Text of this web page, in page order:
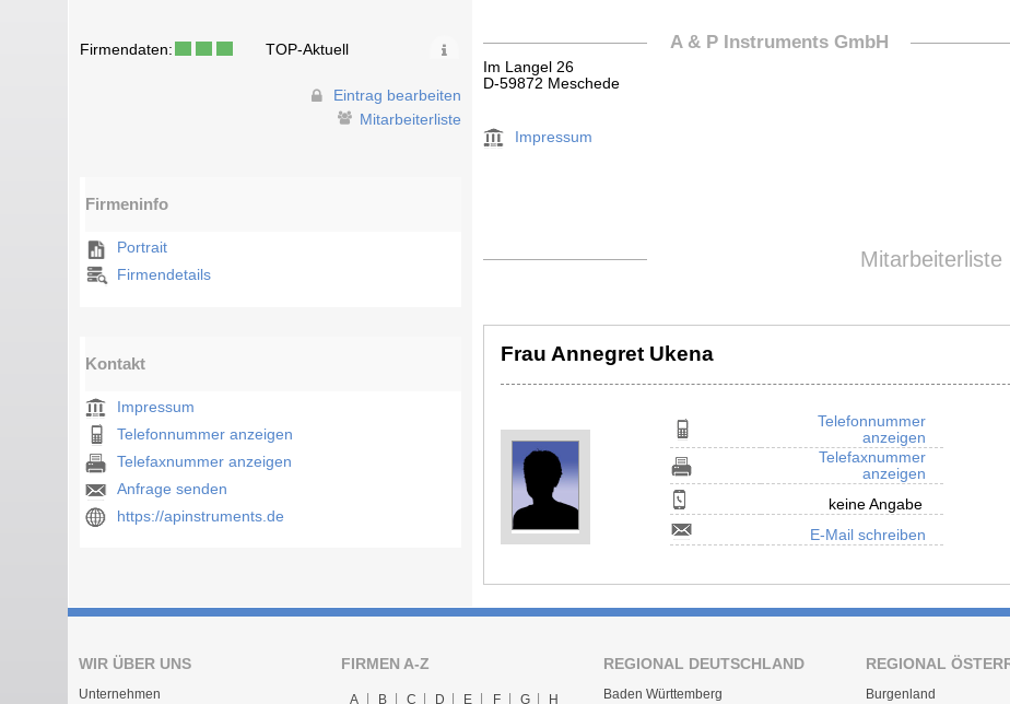
Firmendaten: TOP-Aktuell
Eintrag bearbeiten
Mitarbeiterliste
Firmeninfo
Portrait
Firmendetails
Kontakt
Impressum
Telefonnummer anzeigen
Telefaxnummer anzeigen
Anfrage senden
https://apinstruments.de
A & P Instruments GmbH
Im Langel 26
D-59872 Meschede
Impressum
Mitarbeiterliste
Frau Annegret Ukena
Telefonnummer
anzeigen
Telefaxnummer
anzeigen
keine Angabe
E-Mail schreiben
WIR ÜBER UNS
Unternehmen
FIRMEN A-Z
A B C D E F G
H
REGIONAL DEUTSCHLAND
Baden Württemberg
REGIONAL
Burgenland